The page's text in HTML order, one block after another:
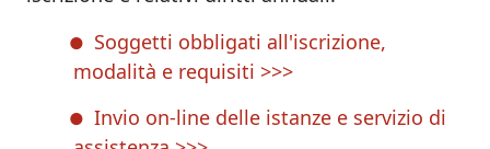
Soggetti obbligati all'iscrizione,
modalità e requisiti >>>
Invio on-line delle istanze e servizio di